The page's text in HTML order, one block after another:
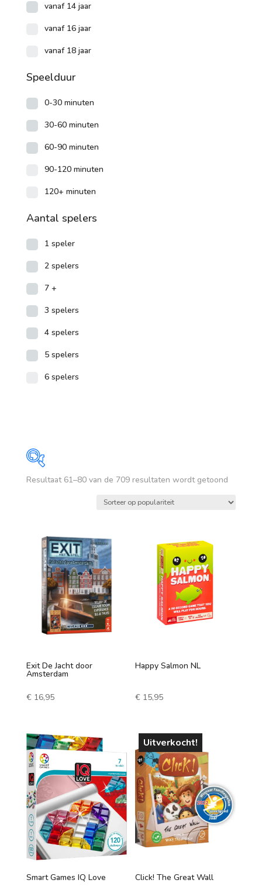
vanaf 14 jaar
vanaf 16 jaar
vanaf 18 jaar
Speelduur
0-30 minuten
30-60 minuten
60-90 minuten
90-120 minuten
120+ minuten
Aantal spelers
1 speler
2 spelers
7 +
3 spelers
4 spelers
5 spelers
6 spelers
2 47 136
Op voorraad
leeftijd
vanaf 1 jaar
vanaf 4 jaar
vanaf 8 jaar
vanaf 14 jaar
vanaf 18 jaar
0-30 minuten
30-60 minuten
60-90 minuten
90-120 minuten
120+ minuten
Aantal spelers
Resultaat 61–80 van de 709 resultaten wordt getoond
Exit De Jacht door
Amsterdam
€16,95
Happy Salmon NL
€ 15,95
Smart Games IQ Love
Uitverkocht!
Click! The Great Wall